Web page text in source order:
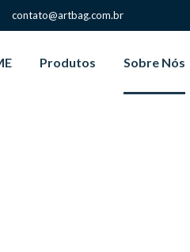
contato@artbag.com.br
Produtos Sobre Nós